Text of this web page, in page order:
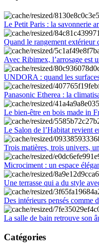
Le Petit Paris : la savonnerie
Quand le rangement extérieur
Avec Ribimex, l’arrosage est
UNDORA : quand les
Panasonic Etherea : la
Le bien-être en bois made in
Le Salon de l’Habitat revient
Trois matières, trois univers,
Microciment : un espace
Une terrasse qui a du style
Des intérieurs pensés comme
La salle de bain retrouve son
Catégories